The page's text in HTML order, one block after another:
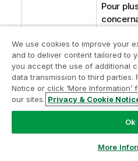
Pour
une
les
Text
Vous
dans la
votre
We use cookies to improve your
and to deliver content tailored to
you accept the use of additional
data transmission to third parties.
Notice or click ‘More
our sites. Privacy & Cookie
Ok
More